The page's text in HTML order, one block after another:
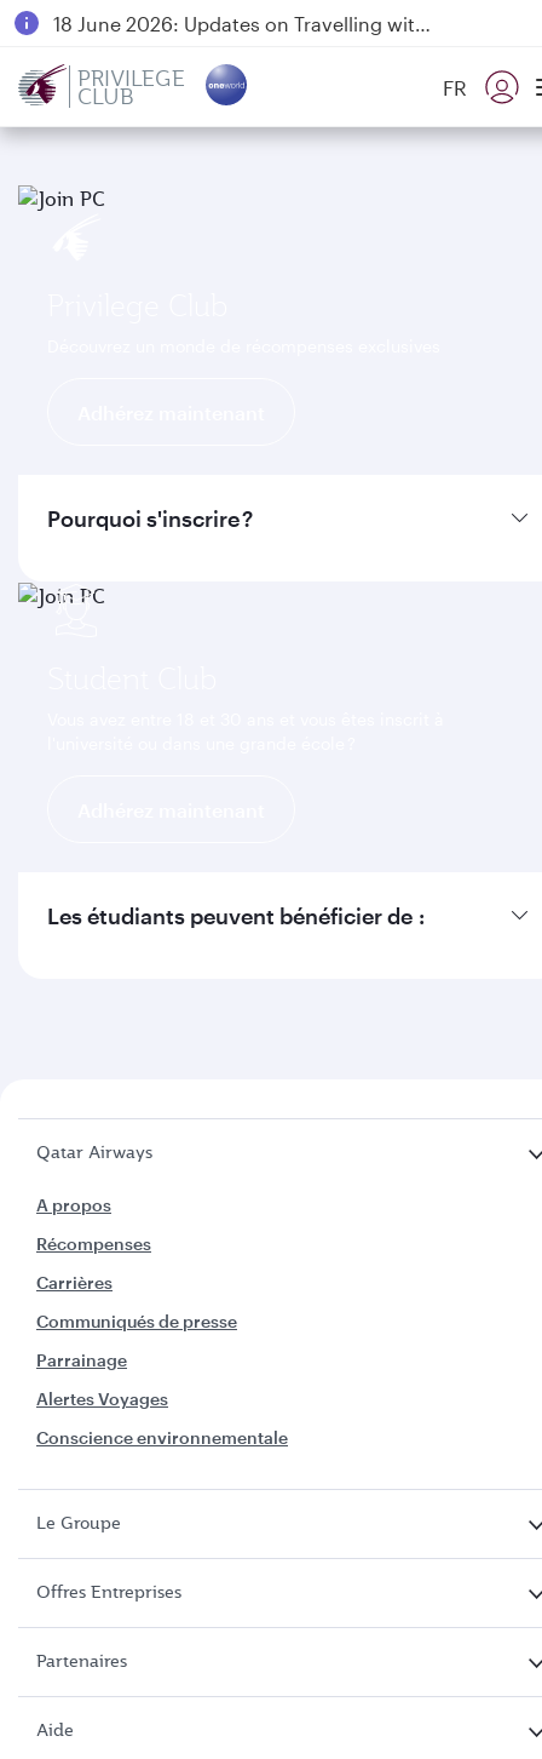
18 June 2026: Updates on Travelling with Power Banks
PRIVILEGE
CLUB FR
Pourquoi s'inscrire ?
Les étudiants peuvent bénéficier de :
Qatar Airways
A propos
Récompenses
Carrières
Communiqués de presse
Parrainage
Alertes Voyages
Conscience environnementale
Le Groupe
Offres Entreprises
Partenaires
Aide